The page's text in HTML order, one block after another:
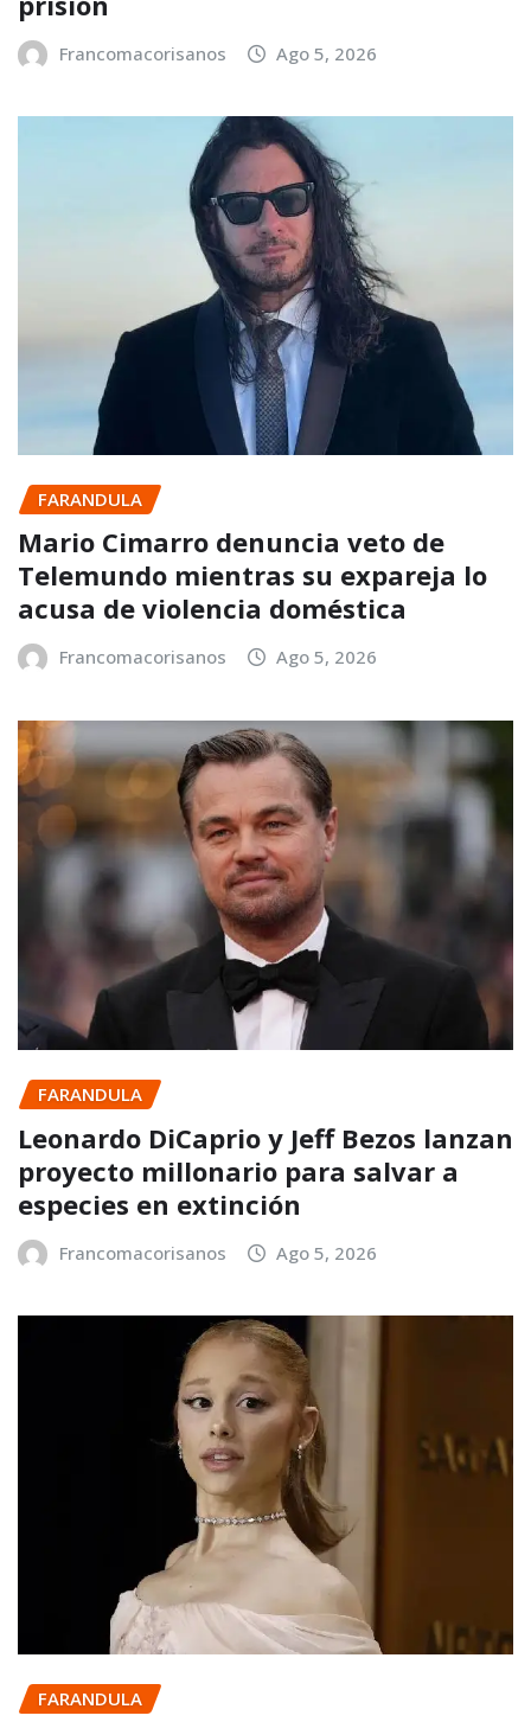
Francomacorisanos Ago 5, 2026
FARANDULA
Mario Cimarro denuncia veto de
Telemundo mientras su expareja lo
acusa de violencia doméstica
Francomacorisanos Ago 5, 2026
FARANDULA
Leonardo DiCaprio y Jeff Bezos lanzan
proyecto millonario para salvar a
especies en extinción
Francomacorisanos Ago 5, 2026
FARANDULA